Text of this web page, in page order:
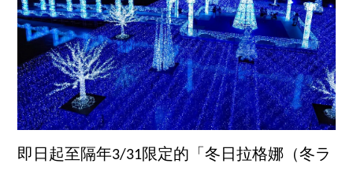
即日起至隔年3/31限定的「冬日拉格娜（冬ラ